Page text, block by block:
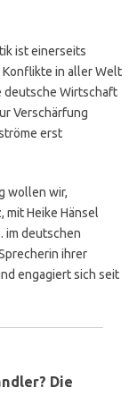
ist einerseits
in aller Welt
deutsche Wirtschaft
Verschärfung
erst
wollen wir,
mit Heike Hänsel
im deutschen
ihrer
engagiert sich seit
Die